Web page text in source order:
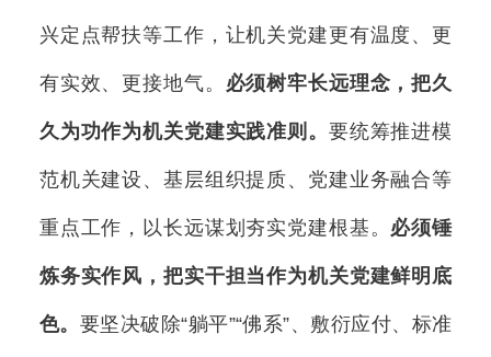
兴定点帮扶等工作，让机关党建更有温度、更
有实效、更接地气。 必须树牢长远理念，把久
久为功作为机关党建实践准则。 要统筹推进模
范机关建设、基层组织提质、党建业务融合等
重点工作，以长远谋划夯实党建根基。 必须锤
炼务实作风，把实干担当作为机关党建鲜明底
色。 要坚决破除“躺平”“佛系”、敷衍应付、标准